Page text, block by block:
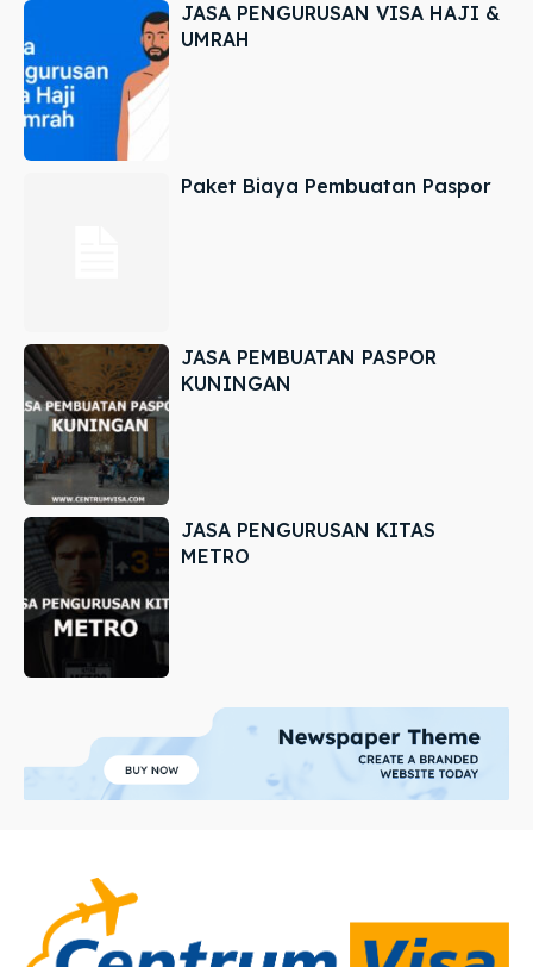
JASA PENGURUSAN VISA HAJI &
UMRAH
Paket Biaya Pembuatan Paspor
JASA PEMBUATAN PASPOR
KUNINGAN
JASA PENGURUSAN KITAS
METRO